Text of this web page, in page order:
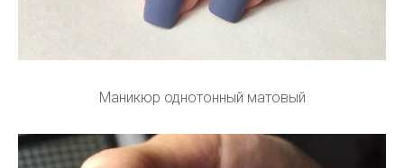
Маникюр однотонный матовый